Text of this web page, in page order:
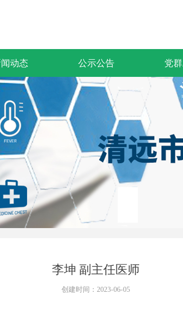
动态 公示公告 党
李坤 副主任医师
创建时间： 2023-06-05